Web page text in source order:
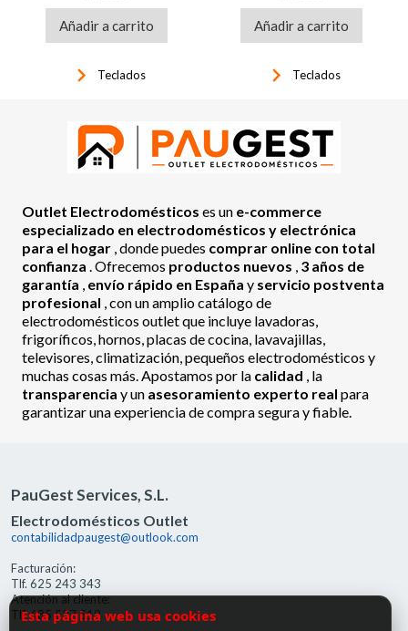
Añadir a carrito
keyboard_arrow_right Teclados
Añadir a carrito
keyboard_arrow_right Teclados
Outlet Electrodomésticos es un e-commerce
especializado en electrodomésticos y electrónica
para el hogar , donde puedes comprar online con total
confianza . Ofrecemos productos nuevos 3 años de
garantía envío rápido en España y servicio postventa
profesional , con un amplio catálogo de
electrodomésticos outlet que incluye lavadoras,
frigoríficos, hornos, placas de cocina, lavavajillas,
televisores, climatización, pequeños electrodomésticos y
muchas cosas más. Apostamos por la calidad , la
transparencia y un asesoramiento experto real para
garantizar una experiencia de compra segura y fiable.
PauGest Services, S.L.
Electrodomésticos Outlet
contabilidadpaugest@outlook.com
Facturación:
Tlf. 625 243 343
Atención al cliente:
Tlf. 685 527 519
Esta página web usa cookies